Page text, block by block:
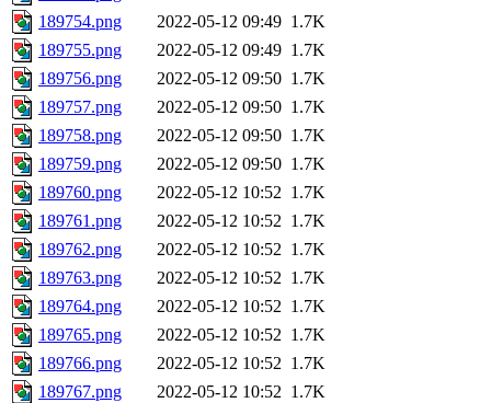
189754.png
2022-05-12 09:49 1.7K
189755.png
2022-05-12 09:49 1.7K
189756.png
2022-05-12 09:50 1.7K
189757.png
2022-05-12 09:50 1.7K
189758.png
2022-05-12 09:50 1.7K
189759.png
2022-05-12 09:50 1.7K
189760.png
2022-05-12 10:52 1.7K
189761.png
2022-05-12 10:52 1.7K
189762.png
2022-05-12 10:52 1.7K
189763.png
2022-05-12 10:52 1.7K
189764.png
2022-05-12 10:52 1.7K
189765.png
2022-05-12 10:52 1.7K
189766.png
2022-05-12 10:52 1.7K
189767.png
2022-05-12 10:52 1.7K